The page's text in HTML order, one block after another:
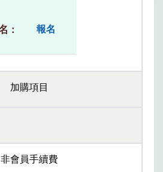
報名
加購項目
非會員手續費